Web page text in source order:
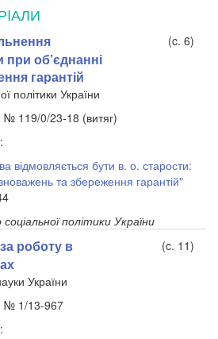
при об’єднанні
гарантій
(c. 6)
політики України
№ 119/0/23-18 (витяг)
відмовляється бути в. о. старости:
та збереження гарантій"
політики України
роботу в
(c. 11)
України
№ 1/13-967